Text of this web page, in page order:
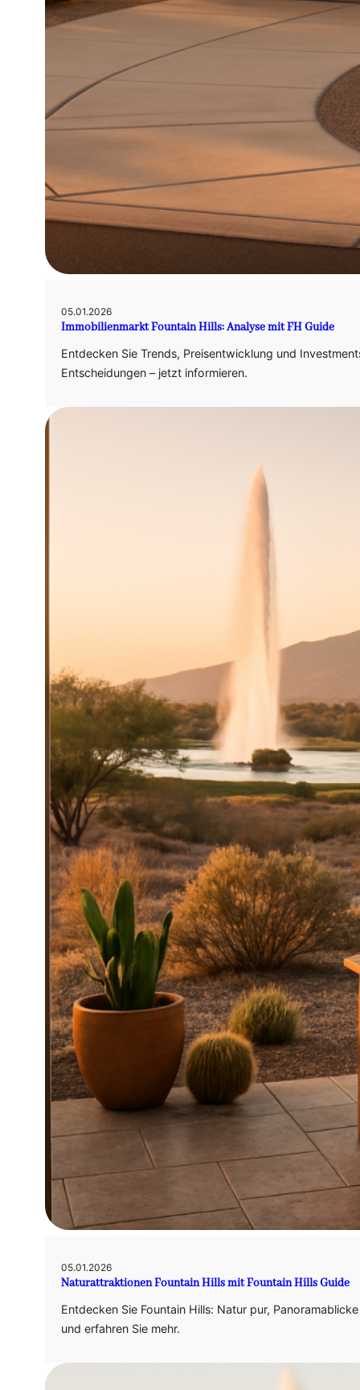
05.01.2026
Immobilienmarkt Fountain Hills: Analyse mit FH Guide
Entdecken Sie Trends, Preisentwicklung und
Entscheidungen – jetzt informieren.
05.01.2026
Naturattraktionen Fountain Hills mit Fountain Hills Guide
Entdecken Sie Fountain Hills: Natur pur,
und erfahren Sie mehr.